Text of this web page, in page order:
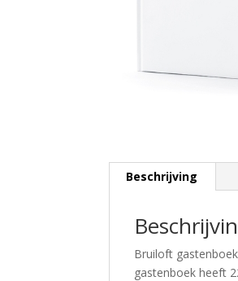
Beschrijving
Bruiloft
gastenboek heeft